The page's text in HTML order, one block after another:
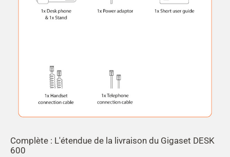
Complète : L'étendue de la livraison du Gigaset DESK
600